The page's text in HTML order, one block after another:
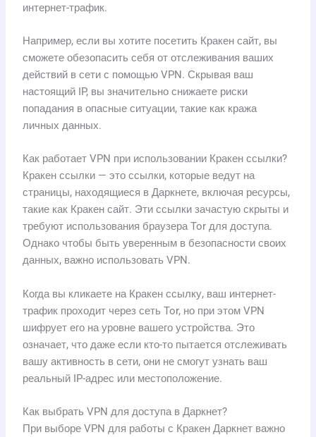
интернет-трафик.
Например, если вы хотите посетить Кракен сайт, вы
сможете обезопасить себя от отслеживания ваших
действий в сети с помощью VPN. Скрывая ваш
настоящий IP, вы значительно снижаете риски
попадания в опасные ситуации, такие как кража
личных данных.
Как работает VPN при использовании Кракен ссылки?
Кракен ссылки — это ссылки, которые ведут на
страницы, находящиеся в Даркнете, включая ресурсы,
такие как Кракен сайт. Эти ссылки зачастую скрыты и
требуют использования браузера Tor для доступа.
Однако чтобы быть уверенным в безопасности своих
данных, важно использовать VPN.
Когда вы кликаете на Кракен ссылку, ваш интернет-
трафик проходит через сеть Tor, но при этом VPN
шифрует его на уровне вашего устройства. Это
означает, что даже если кто-то пытается отслеживать
вашу активность в сети, они не смогут узнать ваш
реальный IP-адрес или местоположение.
Как выбрать VPN для доступа в Даркнет?
При выборе VPN для работы с Кракен Даркнет важно